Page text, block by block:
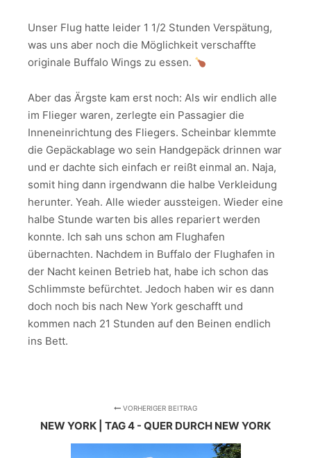
Unser Flug hatte leider 1 1/2 Stunden Verspätung,
was uns aber noch die Möglichkeit verschaffte
originale Buffalo Wings zu essen.
Aber das Ärgste kam erst noch: Als wir endlich alle
im Flieger waren, zerlegte ein Passagier die
Inneneinrichtung des Fliegers. Scheinbar klemmte
die Gepäckablage wo sein Handgepäck drinnen war
und er dachte sich einfach er reißt einmal an. Naja,
somit hing dann irgendwann die halbe Verkleidung
herunter. Yeah. Alle wieder aussteigen. Wieder eine
halbe Stunde warten bis alles repariert werden
konnte. Ich sah uns schon am Flughafen
übernachten. Nachdem in Buffalo der Flughafen in
der Nacht keinen Betrieb hat, habe ich schon das
Schlimmste befürchtet. Jedoch haben wir es dann
doch noch bis nach New York geschafft und
kommen nach 21 Stunden auf den Beinen endlich
ins Bett.
VORHERIGER BEITRAG
NEW YORK | TAG 4 - QUER DURCH NEW YORK